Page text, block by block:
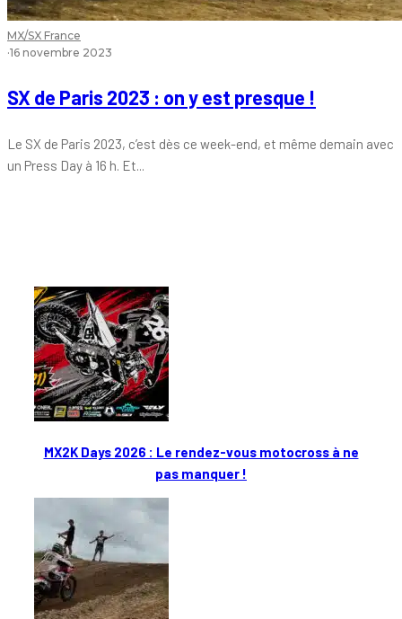
MX/SX France
·16 novembre 2023
SX de Paris 2023 : on y est presque !
Le SX de Paris 2023, c’est dès ce week-end, et même demain avec
un Press Day à 16 h. Et...
MX2K Days 2026 : Le rendez-vous motocross à ne
pas manquer !